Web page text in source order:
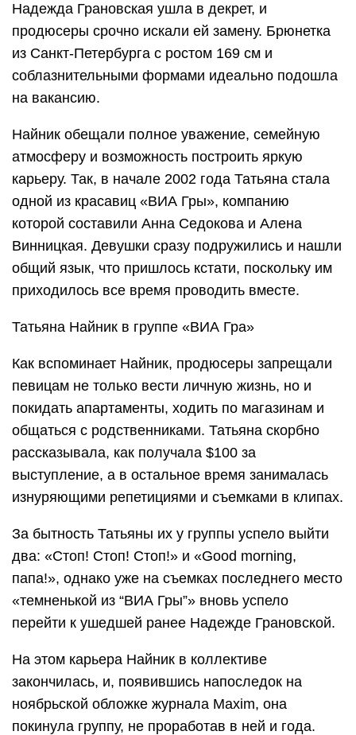
Надежда Грановская ушла в декрет, и
продюсеры срочно искали ей замену. Брюнетка
из Санкт-Петербурга с ростом 169 см и
соблазнительными формами идеально подошла
на вакансию.
Найник обещали полное уважение, семейную
атмосферу и возможность построить яркую
карьеру. Так, в начале 2002 года Татьяна стала
одной из красавиц «ВИА Гры», компанию
которой составили Анна Седокова и Алена
Винницкая. Девушки сразу подружились и нашли
общий язык, что пришлось кстати, поскольку им
приходилось все время проводить вместе.
Татьяна Найник в группе «ВИА Гра»
Как вспоминает Найник, продюсеры запрещали
певицам не только вести личную жизнь, но и
покидать апартаменты, ходить по магазинам и
общаться с родственниками. Татьяна скорбно
рассказывала, как получала $100 за
выступление, а в остальное время занималась
изнуряющими репетициями и съемками в клипах.
За бытность Татьяны их у группы успело выйти
два: «Стоп! Стоп! Стоп!» и «Good morning,
папа!», однако уже на съемках последнего место
«темненькой из “ВИА Гры”» вновь успело
перейти к ушедшей ранее Надежде Грановской.
На этом карьера Найник в коллективе
закончилась, и, появившись напоследок на
ноябрьской обложке журнала Maxim, она
покинула группу, не проработав в ней и года.